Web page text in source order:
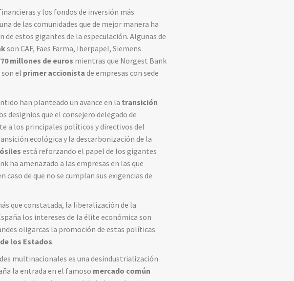
y los fondos de inversión más
de las comunidades que de mejor manera ha
estos gigantes de la especulación. Algunas de
son CAF, Faes Farma, Iberpapel, Siemens
millones de euros mientras que Norgest Bank
el primer accionistade empresas con sede
han planteado un avance en la transición
designios que el consejero delegado de
a los principales políticos y directivos del
ecológica y la descarbonización de la
está reforzando el papel de los gigantes
ha amenazado a las empresas en las que
caso de que no se cumplan sus exigencias de
que constatada, la liberalización de la
los intereses de la élite económica son
oligarcas la promoción de estas políticas
los Estados.
multinacionales es una desindustrialización
la entrada en el famoso mercado común